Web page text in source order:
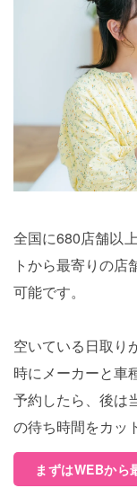
全国に680店舗以
トから最寄りの
可能です。
空いている日取り
時にメーカーと車
予約したら、後は
の待ち時間をカッ
まずはWEBから